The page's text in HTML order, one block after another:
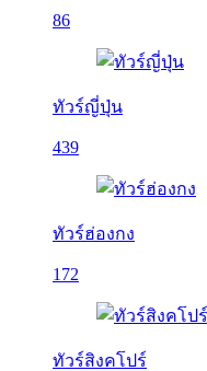
86
ทัวร์ญี่ปุ่น
439
ทัวร์ฮ่องกง
172
ทัวร์สิงคโปร์